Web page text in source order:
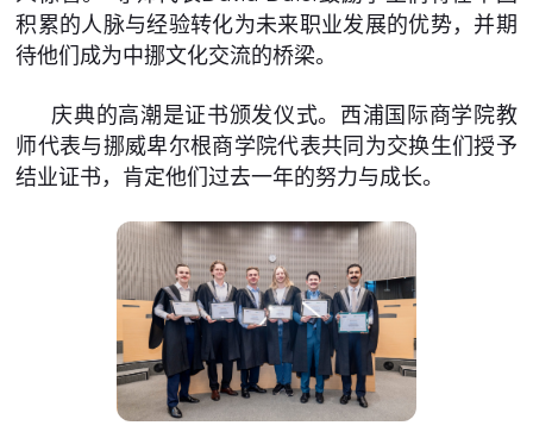
积累的人脉与经验转化为未来职业发展的优势，并期
待他们成为中挪文化交流的桥梁。
庆典的高潮是证书颁发仪式。西浦国际商学院教
师代表与挪威卑尔根商学院代表共同为交换生们授予
结业证书，肯定他们过去一年的努力与成长。